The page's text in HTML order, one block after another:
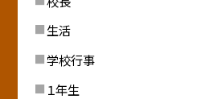
生活
学校行事
１年生